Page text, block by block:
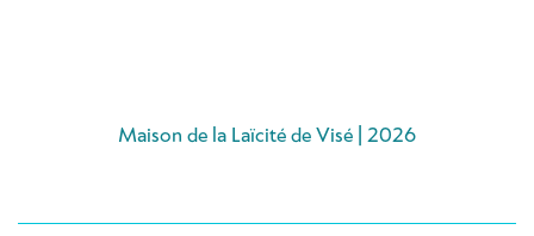
Maison de la Laïcité de Visé | 2026